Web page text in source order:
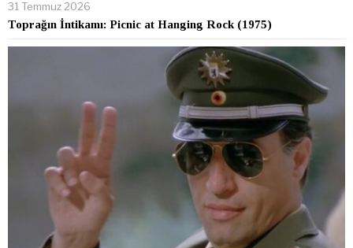
31 Temmuz 2026
Toprağın İntikamı: Picnic at Hanging Rock (1975)